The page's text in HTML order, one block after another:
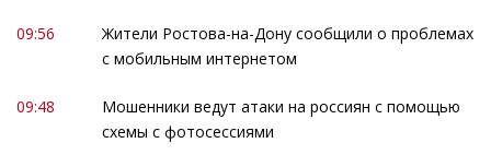
09:56
Жители Ростова-на-Дону сообщили о проблемах
с мобильным интернетом
09:48
Мошенники ведут атаки на россиян с помощью
схемы с фотосессиями